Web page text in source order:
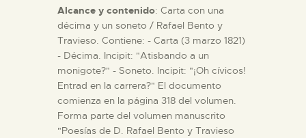
Alcance y contenido: Carta con una
décima y un soneto / Rafael Bento y
Travieso. Contiene: - Carta (3 marzo 1821)
- Décima. Incipit: "Atisbando a un
monigote?" - Soneto. Incipit: "¡Oh cívicos!
Entrad en la carrera?" El documento
comienza en la página 318 del volumen.
Forma parte del volumen manuscrito
"Poesías de D. Rafael Bento y Travieso